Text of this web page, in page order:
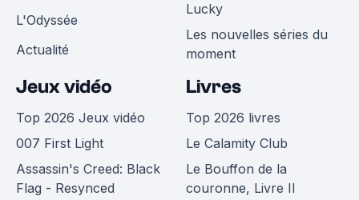
L'Odyssée
Actualité
Lucky
Les nouvelles séries du
moment
Jeux vidéo
Top 2026 Jeux vidéo
007 First Light
Assassin's Creed: Black
Flag - Resynced
Livres
Top 2026 livres
Le Calamity Club
Le Bouffon de la
couronne, Livre II